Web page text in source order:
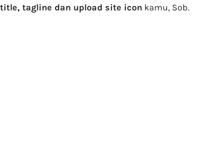
title, tagline dan upload site icon kamu, Sob.